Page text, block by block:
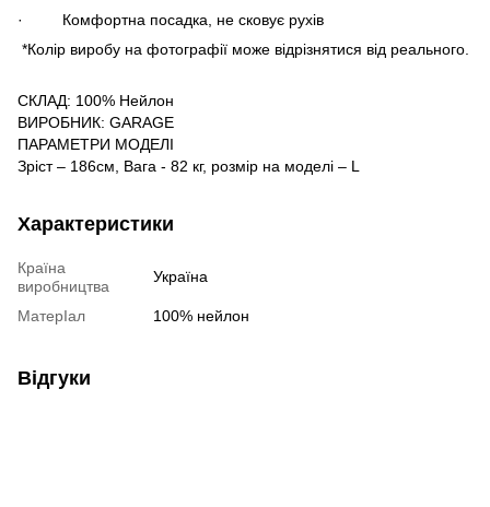
· Комфортна посадка, не сковує рухів
*Колір виробу на фотографії може відрізнятися від реального.
СКЛАД: 100% Нейлон
ВИРОБНИК: GARAGE
ПАРАМЕТРИ МОДЕЛІ
Зріст – 186см, Вага - 82 кг, розмір на моделі – L
Характеристики
Країна
виробництва
Україна
МатерІал 100% нейлон
Відгуки